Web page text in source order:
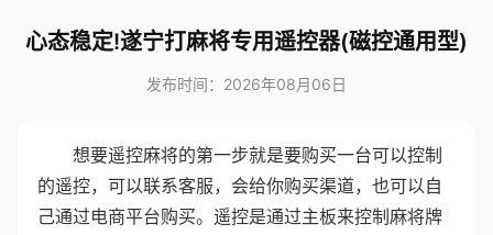
心态稳定!遂宁打麻将专用遥控器(磁控通用型)
发布时间：2026年08月06日
想要遥控麻将的第一步就是要购买一台可以控制
的遥控，可以联系客服，会给你购买渠道，也可以自
己通过电商平台购买。遥控是通过主板来控制麻将牌